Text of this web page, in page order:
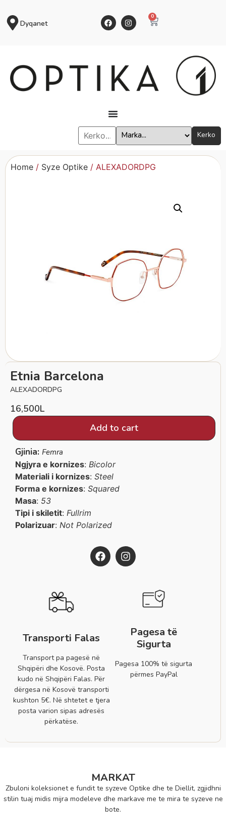
Dyqanet
0
Kerko
Home / Syze Optike / ALEXADORDPG
Etnia Barcelona
ALEXADORDPG
16,500L
Add to cart
Gjinia: Femra
Ngjyra e kornizes: Bicolor
Materiali i kornizes: Steel
Forma e kornizes: Squared
Masa: 53
Tipi i skiletit: Fullrim
Polarizuar: Not Polarized
Transporti Falas
Transport pa pagesë në
Shqipëri dhe Kosovë. Posta
kudo në Shqipëri Falas. Për
dërgesa në Kosovë transporti
kushton 5€. Në shtetet e tjera
posta varion sipas adresës
përkatëse.
Pagesa të
Sigurta
Pagesa 100% të sigurta
përmes PayPal
MARKAT
Zbuloni koleksionet e fundit te syzeve Optike dhe te Diellit, zgjidhni
stilin tuaj midis mijra modeleve dhe markave me te mira te syzeve ne
bote.